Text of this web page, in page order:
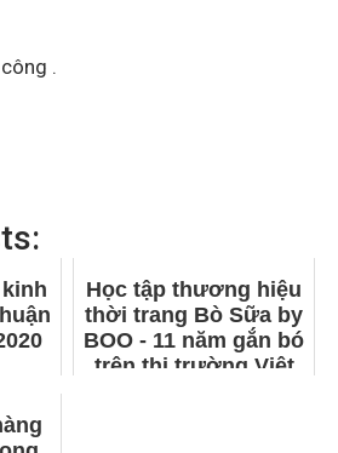
.
Học tập thương hiệu
thời trang Bò Sữa by
BOO - 11 năm gắn bó
trên thị trường Việt